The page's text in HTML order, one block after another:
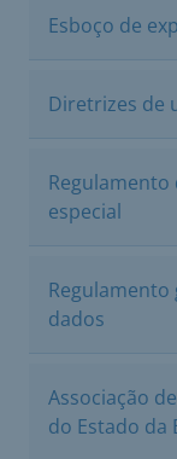
Esboço de
Diretrizes de
Regulamento
especial
dados
Associação
do Estado da